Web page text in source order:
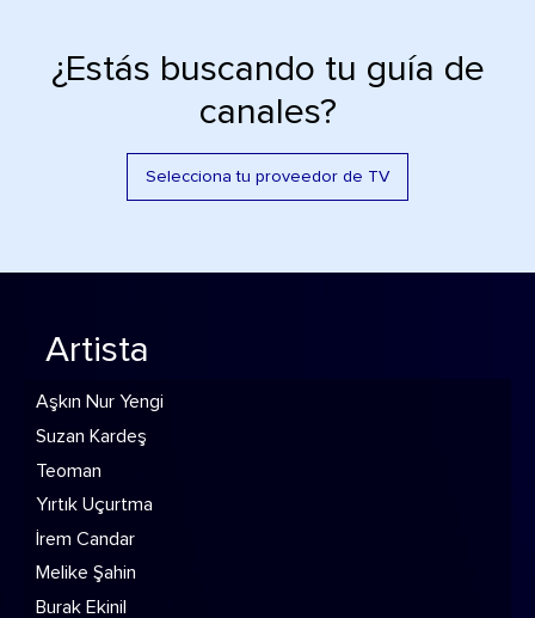
¿Estás buscando tu guía de
canales?
Selecciona tu proveedor de TV
Artista
Aşkın Nur Yengi
Suzan Kardeş
Teoman
Yırtık Uçurtma
İrem Candar
Melike Şahin
Burak Ekinil